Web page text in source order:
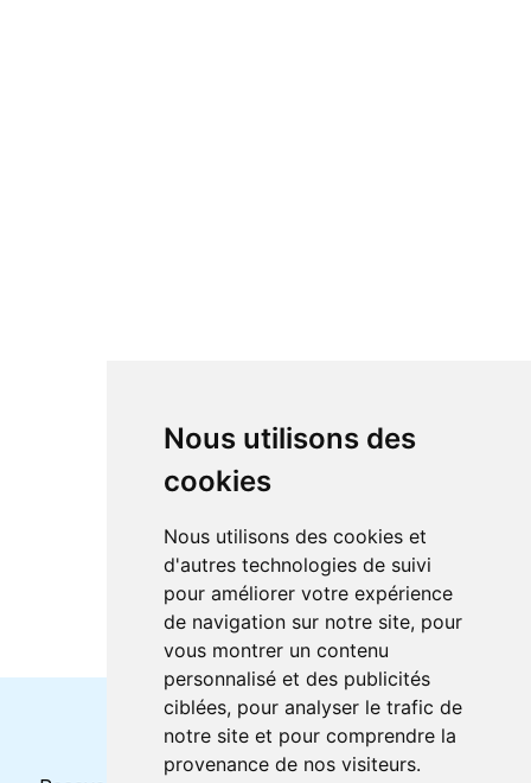
Nous utilisons des
cookies
Nous utilisons des cookies et
d'autres technologies de suivi
pour améliorer votre expérience
de navigation sur notre site, pour
vous montrer un contenu
personnalisé et des publicités
ciblées, pour analyser le trafic de
notre site et pour comprendre la
provenance de nos visiteurs.
Horaires et offres actuels